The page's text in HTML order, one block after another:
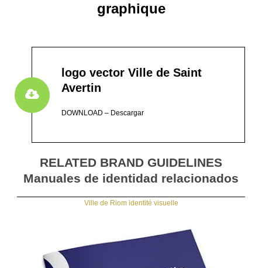
graphique
logo vector Ville de Saint
Avertin
DOWNLOAD – Descargar
RELATED BRAND GUIDELINES
Manuales de identidad relacionados
Ville de Riom identité visuelle